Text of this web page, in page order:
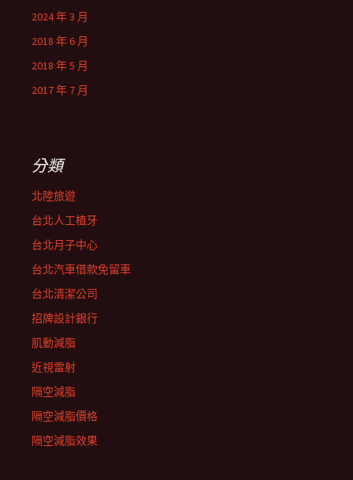
2024 年 3 月
2018 年 6 月
2018 年 5 月
2017 年 7 月
分類
北陸旅遊
台北人工植牙
台北月子中心
台北汽車借款免留車
台北清潔公司
招牌設計銀行
肌動減脂
近視雷射
隔空減脂
隔空減脂價格
隔空減脂效果